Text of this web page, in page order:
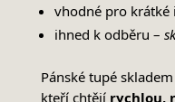
vhodné pro krátké
ihned k odběru –
Pánské tupé
kteří chtějí rychlou,